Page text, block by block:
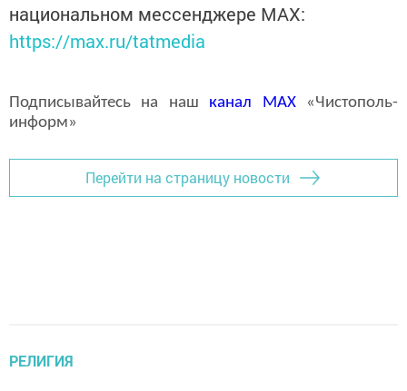
национальном мессенджере MАХ:
https://max.ru/tatmedia
Подписывайтесь на наш канал MAX«Чистополь-
информ»
Перейти на страницу новости
РЕЛИГИЯ